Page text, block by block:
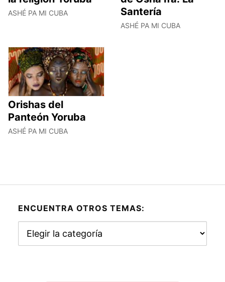
ASHÉ PA MI CUBA
Santería
ASHÉ PA MI CUBA
Orishas del
Panteón Yoruba
ASHÉ PA MI CUBA
ENCUENTRA OTROS TEMAS:
otros